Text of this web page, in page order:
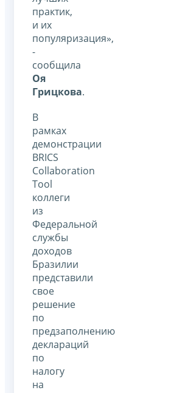
практик,
и их
популяризация»,
-
сообщила
Оя
Грицкова.
В
рамках
демонстрации
BRICS
Collaboration
Tool
коллеги
из
Федеральной
службы
доходов
Бразилии
представили
свое
решение
по
предзаполнению
деклараций
по
налогу
на